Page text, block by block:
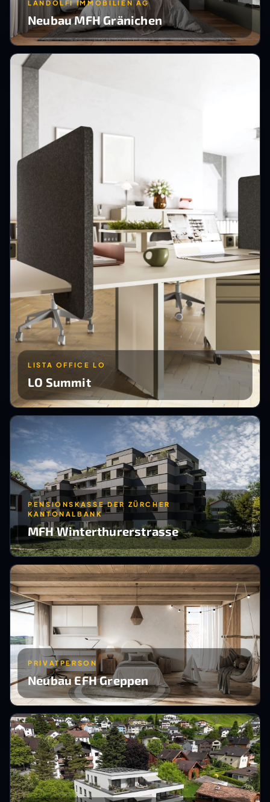
LANDOLFI IMMOBILIEN AG
Neubau MFH Gränichen
LISTA OFFICE LO
LO Summit
PENSIONSKASSE DER ZÜRCHER
KANTONALBANK
MFH Winterthurerstrasse
PRIVATPERSON
Neubau EFH Greppen